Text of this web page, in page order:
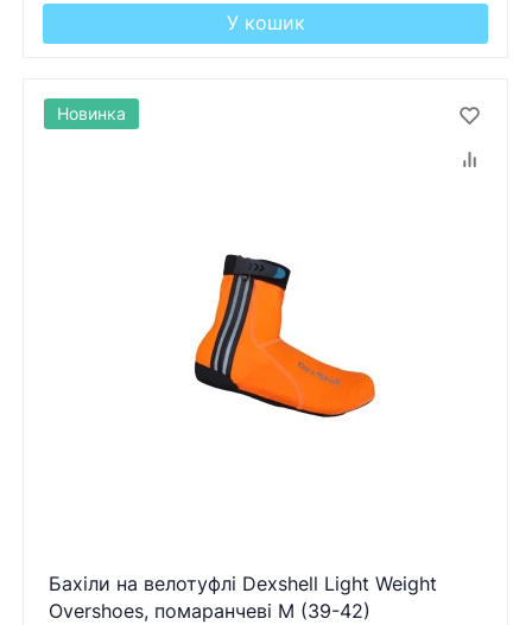
У кошик
Бахіли на велотуфлі Dexshell Light Weight
Overshoes, помаранчеві M (39-42)
Новинка